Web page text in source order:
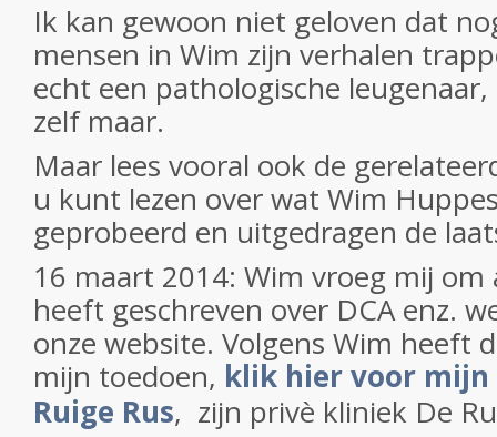
Ik kan gewoon niet geloven dat
mensen in Wim zijn verhalen
echt een pathologische
zelf maar.
Maar lees vooral ook de
u kunt lezen over wat Wim
geprobeerd en uitgedragen de
16 maart 2014: Wim vroeg mij om
heeft geschreven over DCA enz.
onze website. Volgens Wim heeft
mijn toedoen, klik hier voor mijn
Ruige Rus, zijn privè kliniek De